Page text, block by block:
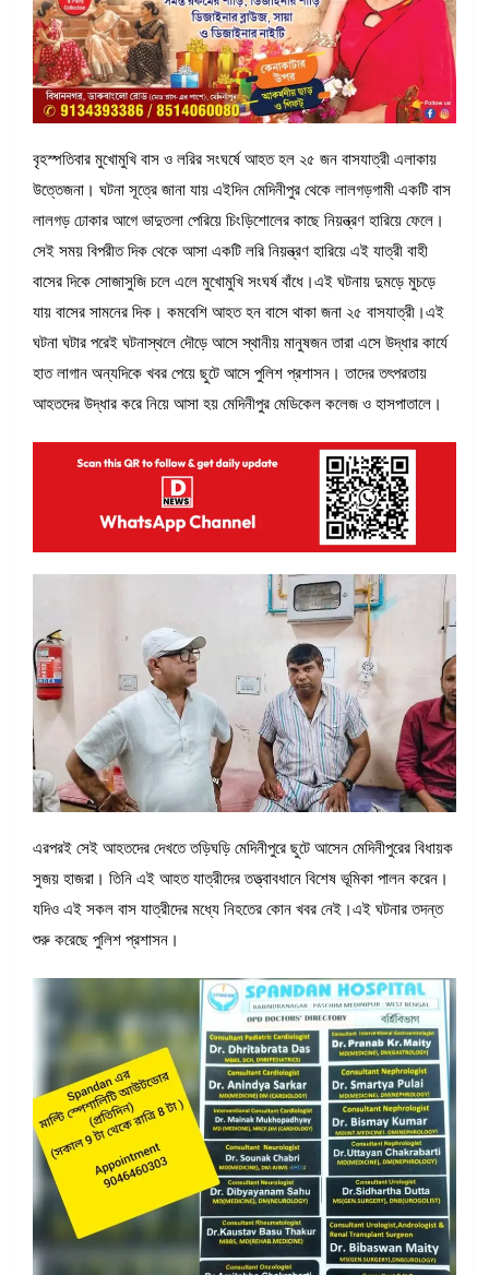
বৃহস্পতিবার মুখোমুখি বাস ও লরির সংঘর্ষে আহত হল ২৫ জন বাসযাত্রী এলাকায়
উত্তেজনা। ঘটনা সূত্রে জানা যায় এইদিন মেদিনীপুর থেকে লালগড়গামী একটি বাস
লালগড় ঢোকার আগে ভাদুতলা পেরিয়ে চিংড়িশোলের কাছে নিয়ন্ত্রণ হারিয়ে ফেলে।
সেই সময় বিপরীত দিক থেকে আসা একটি লরি নিয়ন্ত্রণ হারিয়ে এই যাত্রী বাহী
বাসের দিকে সোজাসুজি চলে এলে মুখোমুখি সংঘর্ষ বাঁধে।এই ঘটনায় দুমড়ে মুচড়ে
যায় বাসের সামনের দিক। কমবেশি আহত হন বাসে থাকা জনা ২৫ বাসযাত্রী।এই
ঘটনা ঘটার পরেই ঘটনাস্থলে দৌড়ে আসে স্থানীয় মানুষজন তারা এসে উদ্ধার কার্যে
হাত লাগান অন্যদিকে খবর পেয়ে ছুটে আসে পুলিশ প্রশাসন। তাদের তৎপরতায়
আহতদের উদ্ধার করে নিয়ে আসা হয় মেদিনীপুর মেডিকেল কলেজ ও হাসপাতালে।
এরপরই সেই আহতদের দেখতে তড়িঘড়ি মেদিনীপুরে ছুটে আসেন মেদিনীপুরের বিধায়ক
সুজয় হাজরা। তিনি এই আহত যাত্রীদের তত্ত্বাবধানে বিশেষ ভূমিকা পালন করেন।
যদিও এই সকল বাস যাত্রীদের মধ্যে নিহতের কোন খবর নেই।এই ঘটনার তদন্ত
শুরু করেছে পুলিশ প্রশাসন।